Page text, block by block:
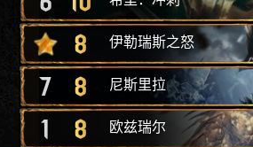
8 伊勒瑞斯之怒
7 8 尼斯里拉
1 8 欧兹瑞尔